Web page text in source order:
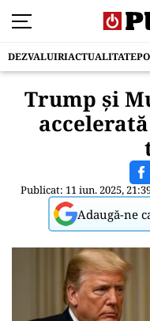
DEZVALUIRIACTUALITATE
Trump și
Publicat: 11 iun. 2025,
Adaugă-ne